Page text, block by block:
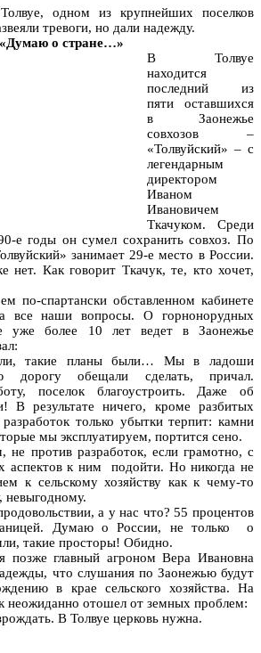
одном из крупнейших поселков
тревоги, но дали надежду.
«Думаю о стране…»
В Толвуе
находится
последний из
пяти оставшихся
в Заонежье
совхозов –
«Толвуйский» – с
легендарным
директором
Иваном
Ивановичем
Ткачуком. Среди
е годы он сумел сохранить совхоз. По
занимает 29-е место в России.
нет. Как говорит Ткачук, те, кто хочет,
по-спартански обставленном кабинете
все наши вопросы. О горнонорудных
уже более 10 лет ведет в Заонежье
такие планы были… Мы в ладоши
дорогу обещали сделать, причал.
поселок благоустроить. Даже об
В результате ничего, кроме разбитых
только убытки терпит: камни
мы эксплуатируем, портится сено.
не против разработок, если грамотно, с
аспектов к ним подойти. Но никогда не
к сельскому хозяйству как к чему-то
невыгодному.
а у нас что? 55 процентов
Думаю о России, не только о
такие просторы! Обидно.
позже главный агроном Вера Ивановна
что слушания по Заонежью будут
в крае сельского хозяйства. На
неожиданно отошел от земных проблем:
В Толвуе церковь нужна.